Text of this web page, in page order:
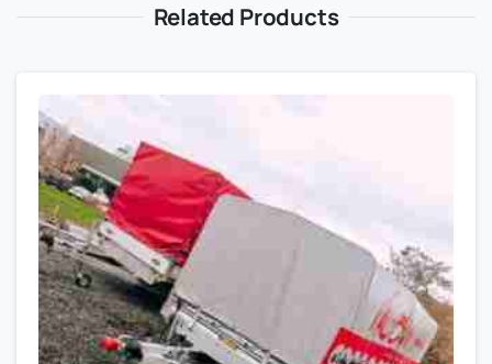
Related Products